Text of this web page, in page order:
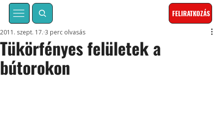
FELIRATKOZÁS
Tükörfényes felületek a
bútorokon
2011. szept. 17. 3 perc olvasás